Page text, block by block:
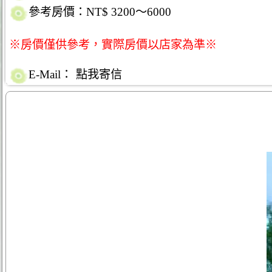
參考房價：NT$ 3200～6000
※房價僅供參考，實際房價以店家為準※
E-Mail： 點我寄信